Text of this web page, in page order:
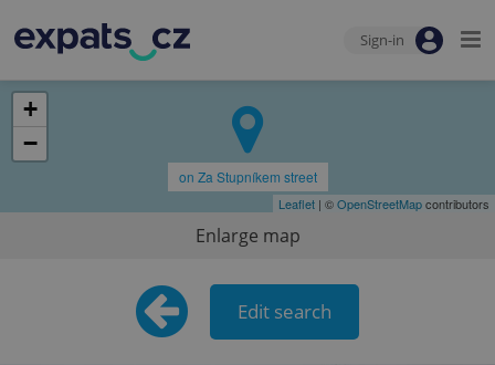
Sign-in
on Za Stupníkem street
+
−
Leaflet | ©OpenStreetMapcontributors
Enlarge map
Edit search